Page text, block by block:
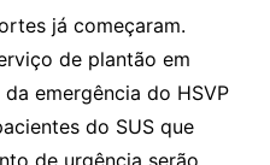
já começaram.
de plantão em
emergência do HSVP
do SUS que
de urgência serão